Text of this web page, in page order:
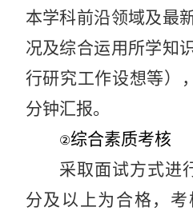
本学科前沿领域及最
况及综合运用所学知
行研究工作设想等）
分钟汇报。
②综合素质考核
采取面试方式进
分及以上为合格，